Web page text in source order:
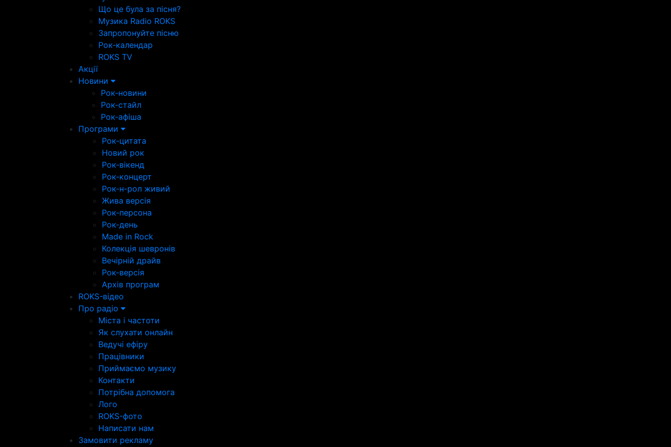
Що це була за пісня?
Музика Radio ROKS
Запропонуйте пісню
Рок-календар
ROKS TV
Акції
Новини
Рок-новини
Рок-стайл
Рок-афіша
Програми
Рок-цитата
Новий рок
Рок-вікенд
Рок-концерт
Рок-н-рол живий
Жива версія
Рок-персона
Рок-день
Made in Rock
Колекція шевронів
Вечірній драйв
Рок-версія
Архів програм
ROKS-відео
Про радіо
Міста і частоти
Як слухати онлайн
Ведучі ефіру
Працівники
Приймаємо музику
Контакти
Потрібна допомога
Лого
ROKS-фото
Написати нам
Замовити рекламу